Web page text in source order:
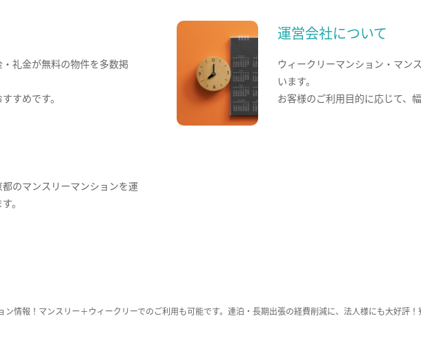
礼金が無料の物件を多数掲
すめです。
運営会社について
ウィークリーマンション・マン
います。
お客様のご利用目的に応じて、
のマンスリーマンションを運
。
情報！マンスリー＋ウィークリーでのご利用も可能です。連泊・長期出張の経費削減に、法人様にも大好評